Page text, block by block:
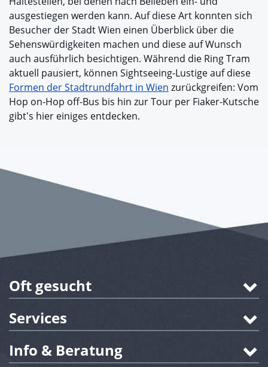
ausgestiegen werden kann. Auf diese Art konnten sich
Besucher der Stadt Wien einen Überblick über die
Sehenswürdigkeiten machen und diese auf Wunsch
auch ausführlich besichtigen. Während die Ring Tram
aktuell pausiert, können Sightseeing-Lustige auf diese
Formen der Stadtrundfahrt in Wien zurückgreifen: Vom
Hop on-Hop off-Bus bis hin zur Tour per Fiaker-Kutsche
gibt's hier einiges entdecken.
Oft gesucht
Services
Info & Beratung